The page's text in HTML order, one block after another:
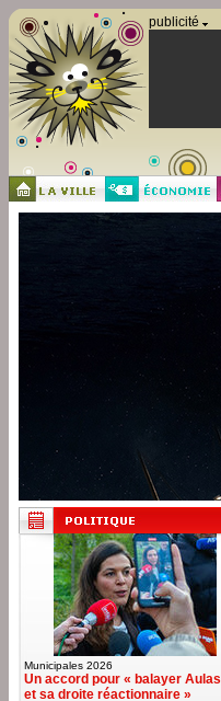
publicité
Municipales 2026
Un accord pour « balayer Aulas
et sa droite réactionnaire »
Panneau de gestion des cookies